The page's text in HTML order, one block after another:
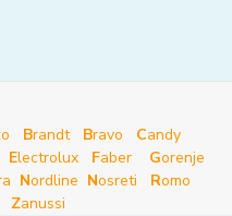
Brandt Bravo Candy
Electrolux Faber Gorenje
Nordline Nosreti Romo
Zanussi